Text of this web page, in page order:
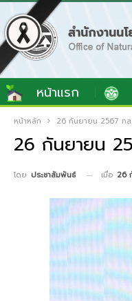
หน้าแรก
หน้าหลัก 26 กันยายน 2567 ทส
26 กันยายน
โดย ประชาสัมพันธ์ เมื่อ 26